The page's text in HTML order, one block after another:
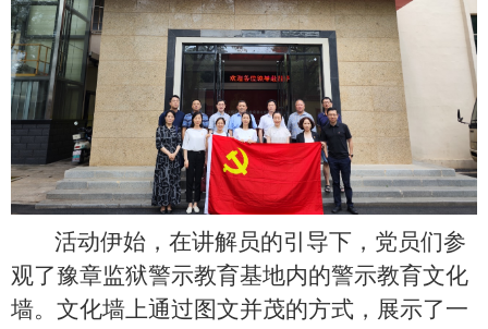
活动伊始，在讲解员的引导下，党员们参
观了豫章监狱警示教育基地内的警示教育文化
墙。文化墙上通过图文并茂的方式，展示了一